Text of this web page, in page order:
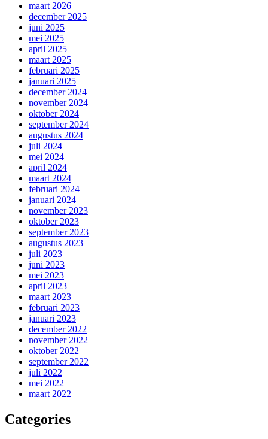
maart 2026
december 2025
juni 2025
mei 2025
april 2025
maart 2025
februari 2025
januari 2025
december 2024
november 2024
oktober 2024
september 2024
augustus 2024
juli 2024
mei 2024
april 2024
maart 2024
februari 2024
januari 2024
november 2023
oktober 2023
september 2023
augustus 2023
juli 2023
juni 2023
mei 2023
april 2023
maart 2023
februari 2023
januari 2023
december 2022
november 2022
oktober 2022
september 2022
juli 2022
mei 2022
maart 2022
Categories